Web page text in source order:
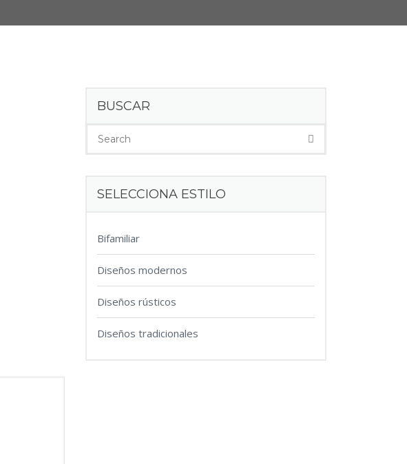
BUSCAR
SELECCIONA ESTILO
Bifamiliar
Diseños modernos
Diseños rústicos
Diseños tradicionales